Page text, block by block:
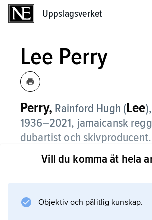
Uppslagsverket
Lee Perry
Perry, Rainford Hugh (Lee
1936–2021, jamaicansk
dubartist och skivproducent.
Lee ”Scratch” Perry började sin
skivbolaget Upsetter och
Vill du komma åt hela
Objektiv och pålitlig kunskap.